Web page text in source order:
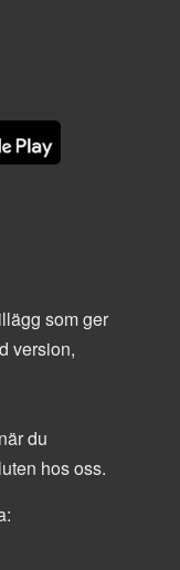
som ger
version,
du
hos oss.